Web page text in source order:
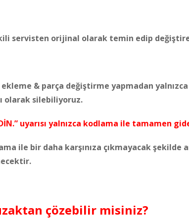
servisten orijinal olarak temin edip
& parça değiştirme yapmadan
olarak silebiliyoruz.
uyarısı yalnızca kodlama ile tamamen
ile bir daha karşınıza çıkmayacak şekilde
çözebilir misiniz?